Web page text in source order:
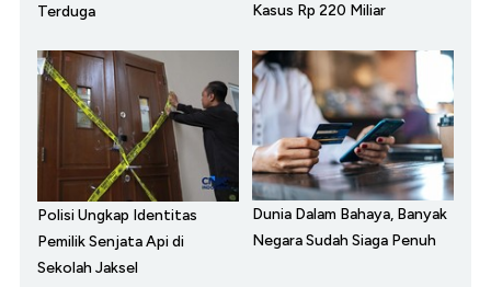
Terduga
Kasus Rp 220 Miliar
Polisi Ungkap Identitas
Pemilik Senjata Api di
Sekolah Jaksel
Dunia Dalam Bahaya, Banyak
Negara Sudah Siaga Penuh